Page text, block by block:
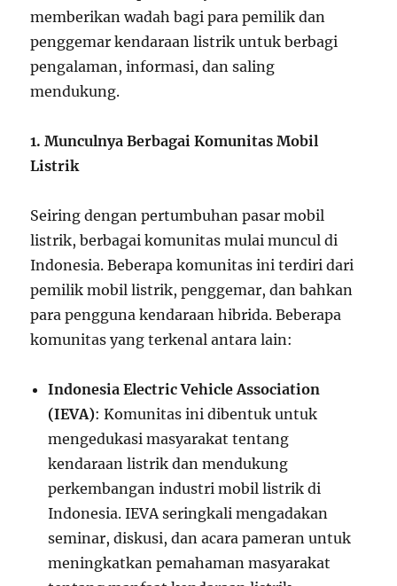
memberikan wadah bagi para pemilik dan
penggemar kendaraan listrik untuk berbagi
pengalaman, informasi, dan saling
mendukung.
1. Munculnya Berbagai Komunitas Mobil
Listrik
Seiring dengan pertumbuhan pasar mobil
listrik, berbagai komunitas mulai muncul di
Indonesia. Beberapa komunitas ini terdiri dari
pemilik mobil listrik, penggemar, dan bahkan
para pengguna kendaraan hibrida. Beberapa
komunitas yang terkenal antara lain:
Indonesia Electric Vehicle Association
(IEVA): Komunitas ini dibentuk untuk
mengedukasi masyarakat tentang
kendaraan listrik dan mendukung
perkembangan industri mobil listrik di
Indonesia. IEVA seringkali mengadakan
seminar, diskusi, dan acara pameran untuk
meningkatkan pemahaman masyarakat